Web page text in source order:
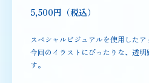
5,500円（税込）
スペシャルビジュアルを使用したア
今回のイラストにぴったりな、透
す。